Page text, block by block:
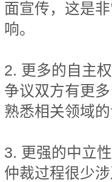
面宣传，这是
响。
2. 更多的自主
争议双方有更
熟悉相关领域
3. 更强的中立性
仲裁过程很少